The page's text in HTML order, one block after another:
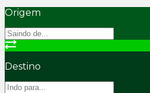
Origem
Destino